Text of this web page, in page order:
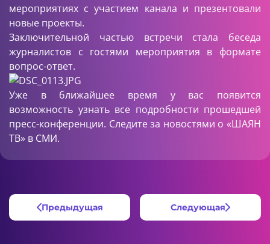
мероприятиях с участием канала и презентовали
новые проекты.
Заключительной частью встречи стала беседа
журналистов с гостями мероприятия в формате
вопрос-ответ.
Уже в ближайшее время у вас появится
возможность узнать все подробности прошедшей
пресс-конференции. Следите за новостями о «ШАЯН
ТВ» в СМИ.
Предыдущая Следующая